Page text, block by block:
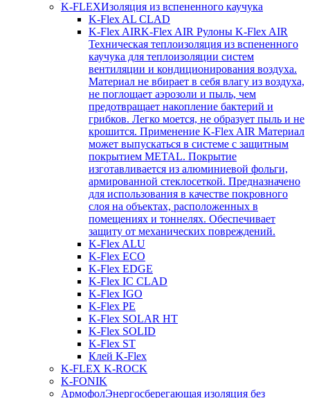
K-FLEXИзоляция из вспененного каучука
K-Flex AL CLAD
K-Flex AIRK-Flex AIR Рулоны K-Flex AIR
Техническая теплоизоляция из вспененного
каучука для теплоизоляции систем
вентиляции и кондиционирования воздуха.
Материал не вбирает в себя влагу из воздуха,
не поглощает аэрозоли и пыль, чем
предотвращает накопление бактерий и
грибков. Легко моется, не образует пыль и не
крошится. Применение K-Flex AIR Материал
может выпускаться в системе c защитным
покрытием METAL. Покрытие
изготавливается из алюминиевой фольги,
армированной стеклосеткой. Предназначено
для использования в качестве покровного
слоя на объектах, расположенных в
помещениях и тоннелях. Обеспечивает
защиту от механических повреждений.
K-Flex ALU
K-Flex ECO
K-Flex EDGE
K-Flex IC CLAD
K-Flex IGO
K-Flex PE
K-Flex SOLAR HT
K-Flex SOLID
K-Flex ST
Клей K-Flex
K-FLEX K-ROCK
K-FONIK
АрмофолЭнергосберегающая изоляция без